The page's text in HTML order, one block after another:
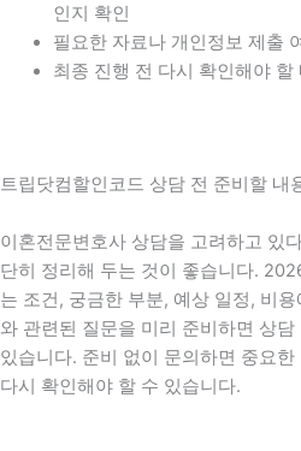
인지 확인
필요한 자료나 개인정보 제출
최종 진행 전 다시 확인해야 할
트립닷컴할인코드 상담 전 준비할 내
이혼전문변호사 상담을 고려하고 있
단히 정리해 두는 것이 좋습니다.
는 조건, 궁금한 부분, 예상 일정, 비
와 관련된 질문을 미리 준비하면 상
있습니다. 준비 없이 문의하면 중요
다시 확인해야 할 수 있습니다.